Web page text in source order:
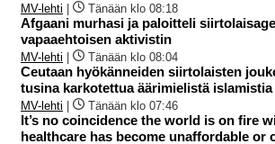
MV-lehti Tänään klo 08:18
Afgaani murhasi ja paloitteli
vapaaehtoisen aktivistin
MV-lehti Tänään klo 08:04
Ceutaan hyökänneiden siirtolaisten
tusina karkotettua äärimielistä islamistia
MV-lehti Tänään klo 07:46
It’s no coincidence the world is on fire
healthcare has become unaffordable or